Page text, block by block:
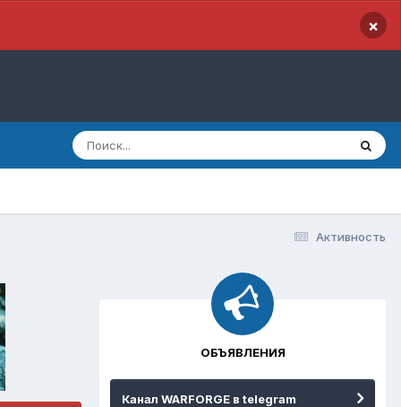
×
Активность
ОБЪЯВЛЕНИЯ
Канал WARFORGE в telegram